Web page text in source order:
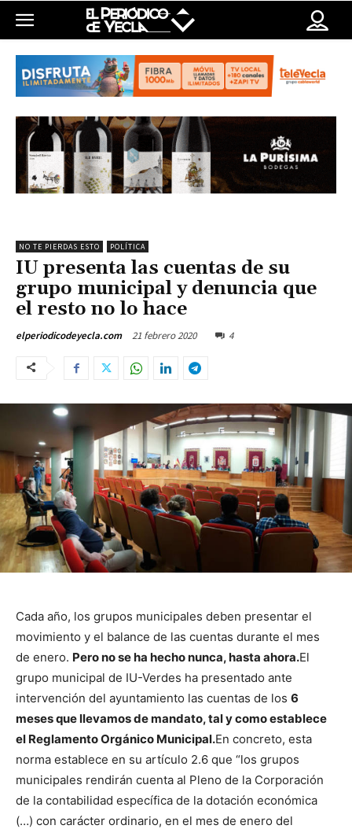
NO TE PIERDAS ESTO POLÍTICA
IU presenta las cuentas de su
grupo municipal y denuncia que
el resto no lo hace
elperiodicodeyecla.com 21 febrero 2020 4
Cada año, los grupos municipales deben presentar el
movimiento y el balance de las cuentas durante el mes
de enero. Pero no se ha hecho nunca, hasta ahora.El
grupo municipal de IU-Verdes ha presentado ante
intervención del ayuntamiento las cuentas de los 6
meses que llevamos de mandato, tal y como establece
el Reglamento Orgánico Municipal.En concreto, esta
norma establece en su artículo 2.6 que “los grupos
municipales rendirán cuenta al Pleno de la Corporación
de la contabilidad específica de la dotación económica
(…) con carácter ordinario, en el mes de enero del